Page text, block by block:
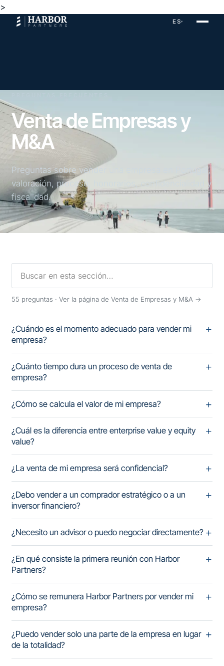
>
ES▾
Venta de Empresas y
M&A
Preguntas sobre vender una empresa en Portugal,
valoración, proceso, honorarios, confidencialidad y
fiscalidad.
55 preguntas ·Ver la página de Venta de Empresas y M&A →
¿Cuándo es el momento adecuado para vender mi
empresa?
¿Cuánto tiempo dura un proceso de venta de
empresa?
¿Cómo se calcula el valor de mi empresa?
¿Cuál es la diferencia entre enterprise value y equity
value?
¿La venta de mi empresa será confidencial?
¿Debo vender a un comprador estratégico o a un
inversor financiero?
¿Necesito un advisor o puedo negociar directamente?
¿En qué consiste la primera reunión con Harbor
Partners?
¿Cómo se remunera Harbor Partners por vender mi
empresa?
¿Puedo vender solo una parte de la empresa en lugar
de la totalidad?